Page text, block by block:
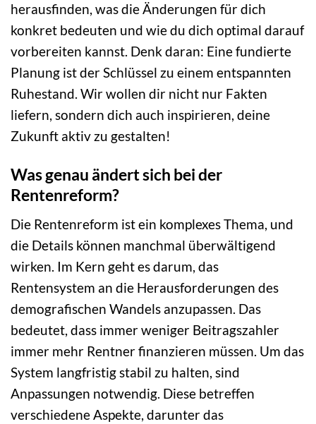
herausfinden, was die Änderungen für dich
konkret bedeuten und wie du dich optimal darauf
vorbereiten kannst. Denk daran: Eine fundierte
Planung ist der Schlüssel zu einem entspannten
Ruhestand. Wir wollen dir nicht nur Fakten
liefern, sondern dich auch inspirieren, deine
Zukunft aktiv zu gestalten!
Was genau ändert sich bei der
Rentenreform?
Die Rentenreform ist ein komplexes Thema, und
die Details können manchmal überwältigend
wirken. Im Kern geht es darum, das
Rentensystem an die Herausforderungen des
demografischen Wandels anzupassen. Das
bedeutet, dass immer weniger Beitragszahler
immer mehr Rentner finanzieren müssen. Um das
System langfristig stabil zu halten, sind
Anpassungen notwendig. Diese betreffen
verschiedene Aspekte, darunter das